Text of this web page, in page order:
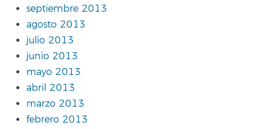
septiembre 2013
agosto 2013
julio 2013
junio 2013
mayo 2013
abril 2013
marzo 2013
febrero 2013